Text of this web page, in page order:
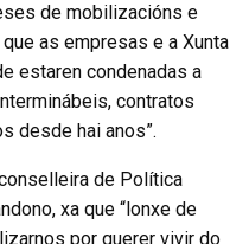
de mobilizacións e
as empresas e a Xunta
estaren condenadas a
contratos
desde hai anos”.
de Política
xa que “lonxe de
por querer vivir do